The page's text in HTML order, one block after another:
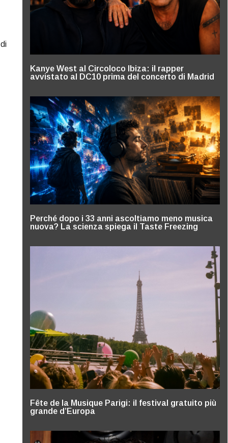
Kanye West al Circoloco Ibiza: il rapper
avvistato al DC10 prima del concerto di Madrid
Perché dopo i 33 anni ascoltiamo meno musica
nuova? La scienza spiega il Taste Freezing
Fête de la Musique Parigi: il festival gratuito più
grande d’Europa